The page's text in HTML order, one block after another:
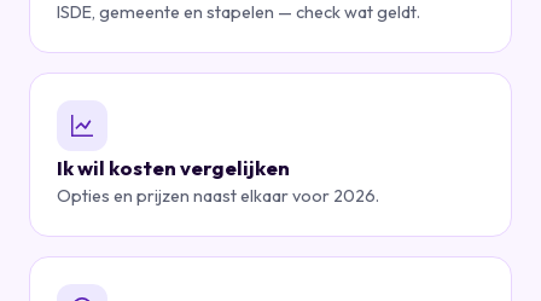
ISDE, gemeente en stapelen — check wat geldt.
Ik wil kosten vergelijken
Opties en prijzen naast elkaar voor 2026.